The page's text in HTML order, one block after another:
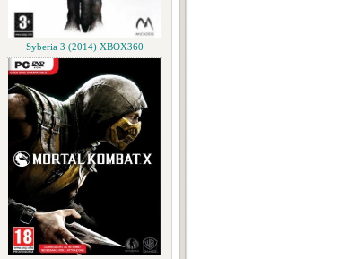
Syberia 3 (2014) XBOX360